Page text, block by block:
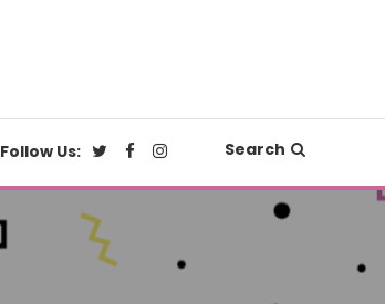
Follow Us: Search